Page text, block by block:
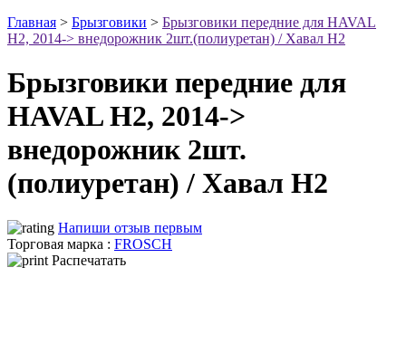
Главная > Брызговики > Брызговики передние для HAVAL
H2, 2014-> внедорожник 2шт.(полиуретан) / Хавал Н2
Брызговики передние для
HAVAL H2, 2014->
внедорожник 2шт.
(полиуретан) / Хавал Н2
Напиши отзыв первым
Торговая марка : FROSCH
Распечатать